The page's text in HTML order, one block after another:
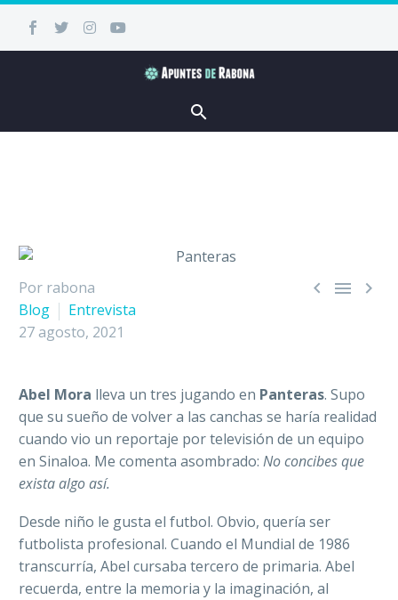
  
Por rabona
Blog
Entrevista
27 agosto, 2021
Abel Mora lleva un tres jugando en Panteras. Supo
que su sueño de volver a las canchas se haría realidad
cuando vio un reportaje por televisión de un equipo
en Sinaloa. Me comenta asombrado: No concibes que
exista algo así.
Desde niño le gusta el futbol. Obvio, quería ser
futbolista profesional. Cuando el Mundial de 1986
transcurría, Abel cursaba tercero de primaria. Abel
recuerda, entre la memoria y la imaginación, al